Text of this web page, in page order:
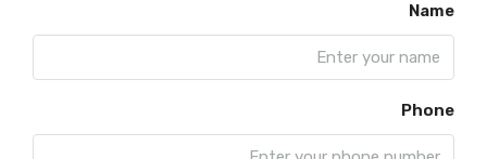
Name
Phone